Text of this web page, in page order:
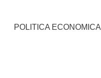
POLITICA ECONOMICA